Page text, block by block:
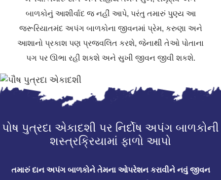
બાળકોનું આશીર્વાદ જ નહીં આપે, પરંતુ તમારું પુણ્ય આ
જરૂરિયાતમંદ અપંગ બાળકોના જીવનમાં પ્રેમ, કરુણા અને
આશાનો પ્રકાશ પણ પ્રજ્વલિત કરશે, જેનાથી તેઓ પોતાના
પગ પર ઊભા રહી શકશે અને સુખી જીવન જીવી શકશે.
પોષ પુત્રદા એકાદશી પર નિર્દોષ અપંગ બાળકોની
શસ્ત્રક્રિયામાં ફાળો આપો
તમારું દાન અપંગ બાળકોને તેમના ઓપરેશન કરાવીને નવું જીવન